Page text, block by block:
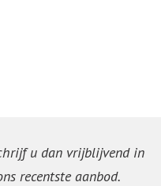
u dan vrijblijvend in
recentste aanbod.